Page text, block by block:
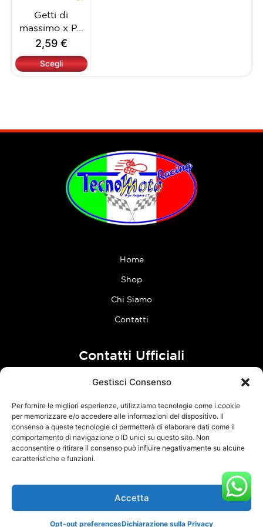
Gestisci Consenso
Per fornire le migliori esperienze, utilizziamo tecnologie come i cookie
per memorizzare e/o accedere alle informazioni del dispositivo. Il
consenso a queste tecnologie ci permetterà di elaborare dati come il
comportamento di navigazione o ID unici su questo sito. Non
acconsentire o ritirare il consenso può influire negativamente su alcune
caratteristiche e funzioni.
Accetta
Opt-out preferencesDichiarazione sulla Privacy
Getti di
massimo x P...
2,59 €
Scegli
opzioni
possono
scelte
nella
pagina
Home
Shop
Chi Siamo
Contatti
Contatti Ufficiali
Follow Us
F
b
o
I
g
TCM Racing s.r.l.s. – Via Acque Alte, snc – 04100 Latina – P.Iva
03126380595 –Privacy Policy–Cookie Policy